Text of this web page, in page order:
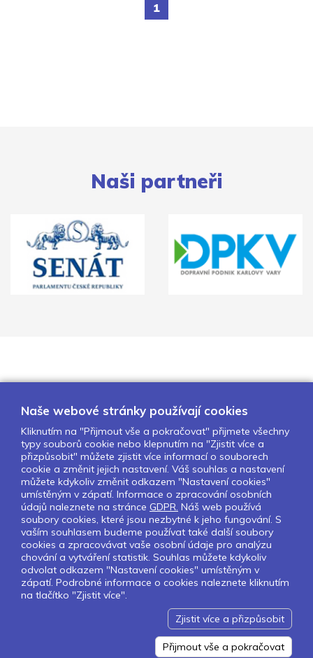
1
Naši partneři
O nás Naše projekty
Pro školy
Partneři
Kontakty
GDPR
Nastavení cookies
Obchodní a licenční podmínky
Sledujte nás:
Pokud chcete dostávat pravidelný
Newsletter klikněte zde .
Smartware s.r.o. Redakční systém MultiCMS
Naše webové stránky používají cookies
Kliknutím na "Přijmout vše a pokračovat" přijmete všechny
typy souborů cookie nebo klepnutím na "Zjistit více a
přizpůsobit" můžete zjistit více informací o souborech
cookie a změnit jejich nastavení. Váš souhlas a nastavení
můžete kdykoliv změnit odkazem "Nastavení cookies"
umístěným v zápatí. Informace o zpracování osobních
údajů naleznete na stránce GDPR. Náš web používá
soubory cookies, které jsou nezbytné k jeho fungování. S
vaším souhlasem budeme používat také další soubory
cookies a zpracovávat vaše osobní údaje pro analýzu
chování a vytváření statistik. Souhlas můžete kdykoliv
odvolat odkazem "Nastavení cookies" umístěným v
zápatí. Podrobné informace o cookies naleznete kliknutím
na tlačítko "Zjistit více".
Zjistit více a přizpůsobit
Přijmout vše a pokračovat